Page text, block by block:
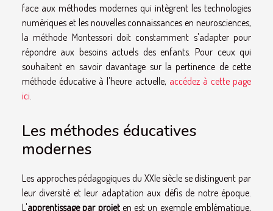
face aux méthodes modernes qui intègrent les technologies
numériques et les nouvelles connaissances en neurosciences,
la méthode Montessori doit constamment s'adapter pour
répondre aux besoins actuels des enfants. Pour ceux qui
souhaitent en savoir davantage sur la pertinence de cette
méthode éducative à l'heure actuelle, accédez à cette page
ici
Les méthodes éducatives
modernes
Les approches pédagogiques du XXIe siècle se distinguent par
leur diversité et leur adaptation aux défis de notre époque.
L'apprentissage par projeten est un exemple emblématique,